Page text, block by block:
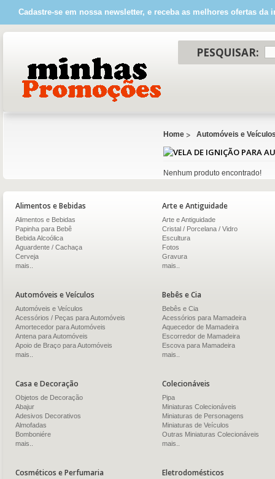
Cadastre-se em nossa newsletter, e receba as melhores ofertas da
PESQUISAR:
Home Automóveis e
Nenhum produto encontrado!
Alimentos e Bebidas
Alimentos e Bebidas
Papinha para Bebê
Bebida Alcoólica
Aguardente / Cachaça
Cerveja
mais..
Arte e Antiguidade
Arte e Antiguidade
Cristal / Porcelana / Vidro
Escultura
Fotos
Gravura
mais..
Automóveis e Veículos
Automóveis e Veículos
Acessórios / Peças para Automóveis
Amortecedor para Automóveis
Antena para Automóveis
Apoio de Braço para Automóveis
mais..
Bebês e Cia
Bebês e Cia
Acessórios para Mamadeira
Aquecedor de Mamadeira
Escorredor de Mamadeira
Escova para Mamadeira
mais..
Casa e Decoração
Objetos de Decoração
Abajur
Adesivos Decorativos
Almofadas
Bomboniére
mais..
Colecionáveis
Pipa
Miniaturas Colecionáveis
Miniaturas de Personagens
Miniaturas de Veículos
Outras Miniaturas Colecionáveis
mais..
Cosméticos e Perfumaria Eletrodomésticos